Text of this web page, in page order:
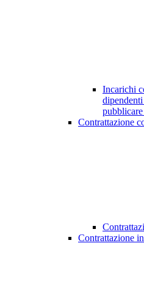
Incarichi
Contrattazione
Contrattazione